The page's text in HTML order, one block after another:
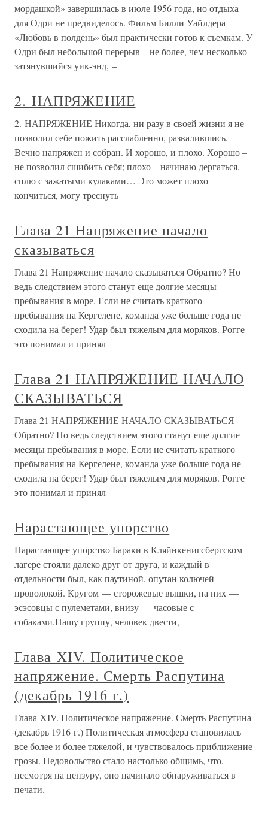
мордашкой» завершилась в июле 1956 года, но отдыха
для Одри не предвиделось. Фильм Билли Уайлдера
«Любовь в полдень» был практически готов к съемкам. У
Одри был небольшой перерыв – не более, чем несколько
затянувшийся уик-энд, –
2. НАПРЯЖЕНИЕ
2. НАПРЯЖЕНИЕ Никогда, ни разу в своей жизни я не
позволил себе пожить расслабленно, развалившись.
Вечно напряжен и собран. И хорошо, и плохо. Хорошо –
не позволил сшибить себя; плохо – начинаю дергаться,
сплю с зажатыми кулаками… Это может плохо
кончиться, могу треснуть
Глава 21 Напряжение начало
сказываться
Глава 21 Напряжение начало сказываться Обратно? Но
ведь следствием этого станут еще долгие месяцы
пребывания в море. Если не считать краткого
пребывания на Кергелене, команда уже больше года не
сходила на берег! Удар был тяжелым для моряков. Рогге
это понимал и принял
Глава 21 НАПРЯЖЕНИЕ НАЧАЛО
СКАЗЫВАТЬСЯ
Глава 21 НАПРЯЖЕНИЕ НАЧАЛО СКАЗЫВАТЬСЯ
Обратно? Но ведь следствием этого станут еще долгие
месяцы пребывания в море. Если не считать краткого
пребывания на Кергелене, команда уже больше года не
сходила на берег! Удар был тяжелым для моряков. Рогге
это понимал и принял
Нарастающее упорство
Нарастающее упорство Бараки в Кляйнкенигсбергском
лагере стояли далеко друг от друга, и каждый в
отдельности был, как паутиной, опутан колючей
проволокой. Кругом — сторожевые вышки, на них —
эсэсовцы с пулеметами, внизу — часовые с
собаками.Нашу группу, человек двести,
Глава XIV. Политическое
напряжение. Смерть Распутина
(декабрь 1916 г.)
Глава XIV. Политическое напряжение. Смерть Распутина
(декабрь 1916 г.) Политическая атмосфера становилась
все более и более тяжелой, и чувствовалось приближение
грозы. Недовольство стало настолько общимь, что,
несмотря на цензуру, оно начинало обнаруживаться в
печати.